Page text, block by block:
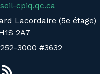
cpiq.qc.ca
Lacordaire (5e étage)
2A7
3000 #3632